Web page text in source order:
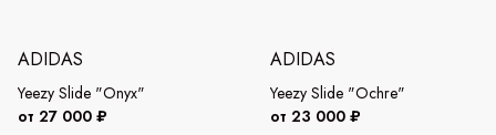
ADIDAS
Yeezy Slide "Onyx"
от 27 000 ₽
ADIDAS
Yeezy Slide "Ochre"
от 23 000 ₽